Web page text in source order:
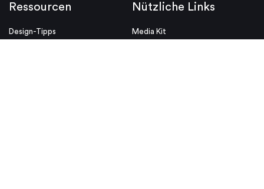
Ressourcen
Design-Tipps
Nützliche Links
Media Kit